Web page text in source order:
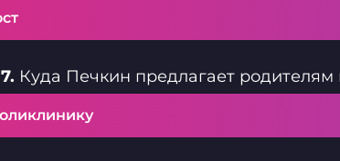
Куда Печкин предлагает